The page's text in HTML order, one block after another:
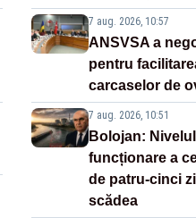
7 aug. 2026, 10:57
ANSVSA a
pentru
carcaselor de
7 aug. 2026, 10:51
Bolojan:
funcționare a
de patru-cinci
scădea